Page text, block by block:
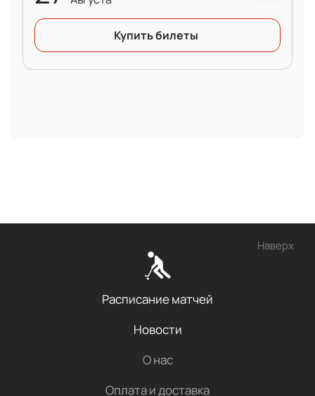
Купить билеты
Наверх
Расписание матчей
Новости
О нас
Оплата и доставка